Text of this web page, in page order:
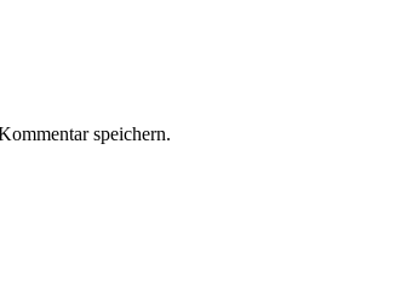
speichern.